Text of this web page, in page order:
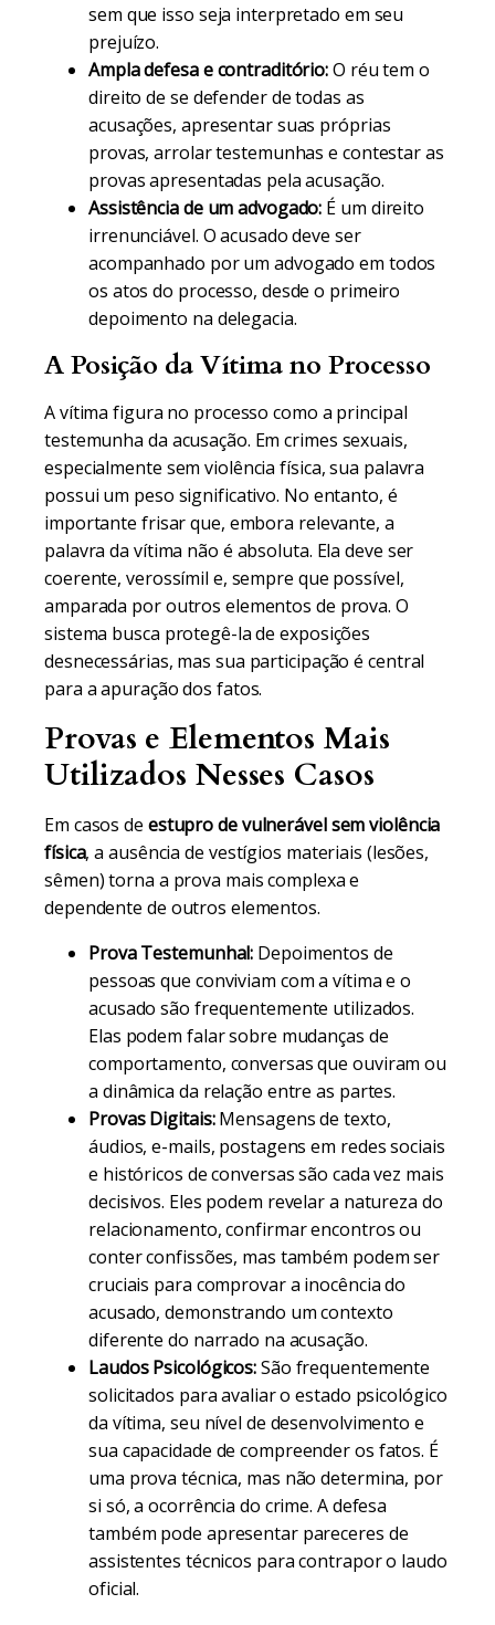
sem que isso seja interpretado em seu
prejuízo.
Ampla defesa e contraditório:O réu tem o
direito de se defender de todas as
acusações, apresentar suas próprias
provas, arrolar testemunhas e contestar as
provas apresentadas pela acusação.
Assistência de um advogado: É um direito
irrenunciável. O acusado deve ser
acompanhado por um advogado em todos
os atos do processo, desde o primeiro
depoimento na delegacia.
A Posição da Vítima no Processo
A vítima figura no processo como a principal
testemunha da acusação. Em crimes sexuais,
especialmente sem violência física, sua palavra
possui um peso significativo. No entanto, é
importante frisar que, embora relevante, a
palavra da vítima não é absoluta. Ela deve ser
coerente, verossímil e, sempre que possível,
amparada por outros elementos de prova. O
sistema busca protegê-la de exposições
desnecessárias, mas sua participação é central
para a apuração dos fatos.
Provas e Elementos Mais
Utilizados Nesses Casos
Em casos de estupro de vulnerável sem violência
física, a ausência de vestígios materiais (lesões,
sêmen) torna a prova mais complexa e
dependente de outros elementos.
Prova Testemunhal: Depoimentos de
pessoas que conviviam com a vítima e o
acusado são frequentemente utilizados.
Elas podem falar sobre mudanças de
comportamento, conversas que ouviram ou
a dinâmica da relação entre as partes.
Provas Digitais:Mensagens de texto,
áudios, e-mails, postagens em redes sociais
e históricos de conversas são cada vez mais
decisivos. Eles podem revelar a natureza do
relacionamento, confirmar encontros ou
conter confissões, mas também podem ser
cruciais para comprovar a inocência do
acusado, demonstrando um contexto
diferente do narrado na acusação.
Laudos Psicológicos:São frequentemente
solicitados para avaliar o estado psicológico
da vítima, seu nível de desenvolvimento e
sua capacidade de compreender os fatos. É
uma prova técnica, mas não determina, por
si só, a ocorrência do crime. A defesa
também pode apresentar pareceres de
assistentes técnicos para contrapor o laudo
oficial.